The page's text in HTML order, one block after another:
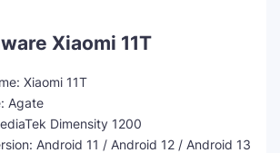
Xiaomi 11T
Xiaomi 11T
Agate
Dimensity 1200
Android 11 / Android 12 / Android 13